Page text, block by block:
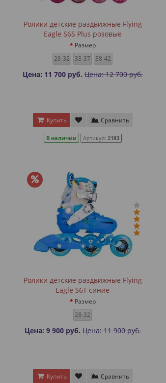
Ролики детские раздвижные Flying
Eagle S6S Plus розовые
Размер
28-32
33-37 38-42
Цена: 11 700 руб. Цена: 12 700 руб.
Купить Сравнить
В наличии Артикул: 2183
Ролики детские раздвижные Flying
Eagle S6T синие
Размер
28-32
Цена: 9 900 руб. Цена: 11 900 руб.
Купить Сравнить